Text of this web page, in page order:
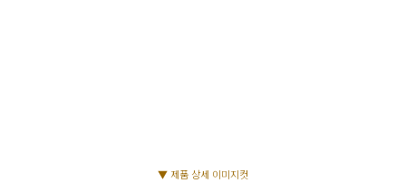
▼ 제품 상세 이미지컷